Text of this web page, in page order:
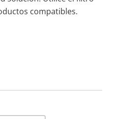
compatibles.